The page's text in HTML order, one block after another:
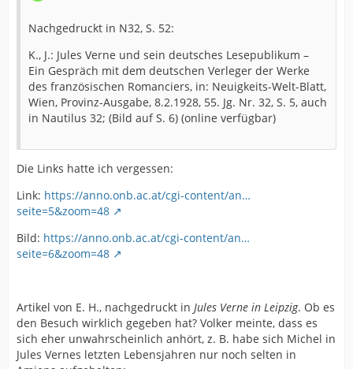
Nachgedruckt in N32, S. 52:
K., J.: Jules Verne und sein deutsches Lesepublikum –
Ein Gespräch mit dem deutschen Verleger der Werke
des französischen Romanciers, in: Neuigkeits-Welt-Blatt,
Wien, Provinz-Ausgabe, 8.2.1928, 55. Jg. Nr. 32, S. 5, auch
in Nautilus 32; (Bild auf S. 6) (online verfügbar)
Die Links hatte ich vergessen:
Link: https://anno.onb.ac.at/cgi-content/an…
seite=5&zoom=48
Bild: https://anno.onb.ac.at/cgi-content/an…
seite=6&zoom=48
Artikel von E. H., nachgedruckt in Jules Verne in Leipzig. Ob es
den Besuch wirklich gegeben hat? Volker meinte, dass es
sich eher unwahrscheinlich anhört, z. B. habe sich Michel in
Jules Vernes letzten Lebensjahren nur noch selten in